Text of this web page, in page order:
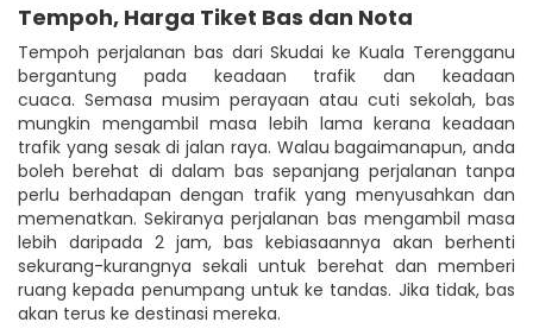
Tempoh, Harga Tiket Bas dan Nota
Tempoh perjalanan bas dari Skudai ke Kuala Terengganu
bergantung pada keadaan trafik dan keadaan
cuaca. Semasa musim perayaan atau cuti sekolah, bas
mungkin mengambil masa lebih lama kerana keadaan
trafik yang sesak di jalan raya. Walau bagaimanapun, anda
boleh berehat di dalam bas sepanjang perjalanan tanpa
perlu berhadapan dengan trafik yang menyusahkan dan
memenatkan. Sekiranya perjalanan bas mengambil masa
lebih daripada 2 jam, bas kebiasaannya akan berhenti
sekurang-kurangnya sekali untuk berehat dan memberi
ruang kepada penumpang untuk ke tandas. Jika tidak, bas
akan terus ke destinasi mereka.